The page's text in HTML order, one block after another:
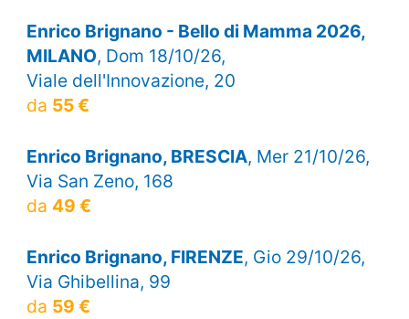
Enrico Brignano - Bello di Mamma 2026,
MILANO, Dom 18/10/26,
Viale dell'Innovazione, 20
da 55 €
Enrico Brignano, BRESCIA, Mer 21/10/26,
Via San Zeno, 168
da 49 €
Enrico Brignano, FIRENZE, Gio 29/10/26,
Via Ghibellina, 99
da 59 €